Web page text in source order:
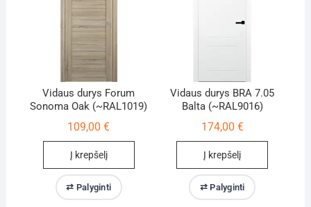
Vidaus durys Forum
Sonoma Oak (~RAL1019)
109,00€
Į krepšelį
⇄ Palyginti
Vidaus durys BRA 7.05
Balta (~RAL9016)
174,00 €
Į krepšelį
⇄ Palyginti